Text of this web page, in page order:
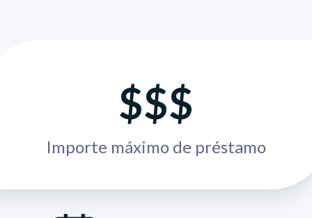
$$$
Importe máximo de préstamo